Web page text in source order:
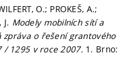
O.; PROKEŠ, A.;
J. Modely mobilních sítí a
zpráva o řešení grantového
/ 1295 v roce 2007. 1. Brno: